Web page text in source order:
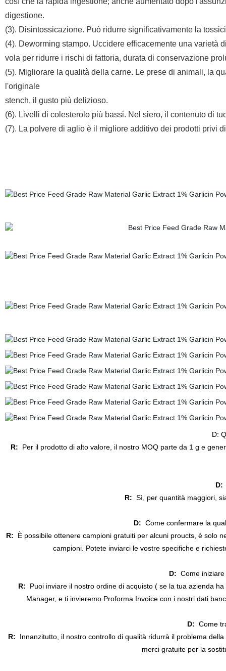
digestione.
(3). Disintossicazione. Può ridurre significativamente la
(4). Deworming stampo. Uccidere efficacemente una varietà
vola per ridurre i rischi di fattoria, durata di conservazione
(5). Migliorare la qualità della carne. Le prese di animali, la
l'originale
stench, il gusto più delizioso.
(6). Livelli di colesterolo più bassi. Nel siero, il contenuto di
(7). La polvere di aglio è il migliore additivo dei prodotti privi
D:
R:
Per il prodotto di alto valore, il nostro MOQ parte da 1 g e
D:
R: Sì, per quantità maggiori,
D: Come confermare la
R:
È possibile ottenere campioni gratuiti per alcuni proucts, è solo
campioni. Potete inviarci le vostre specifiche e
D: Come
R:
Puoi inviare il nostro ordine di acquisto ( se la tua azienda
Manager, e ti invieremo Proforma Invoice con i nostri dati
D: Come
R:
Innanzitutto, il nostro controllo di qualità ridurrà il problema
merci gratuite per la